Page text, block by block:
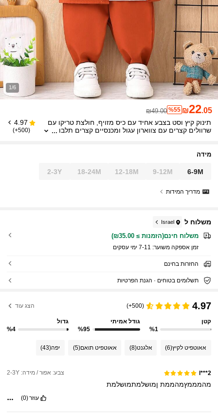
1/6
₪22.05
%55
₪49.00
תינוק קיץ וסט בצבע אחיד עם כיס מזויף, חולצת טריקו עם
שרוולים קצרים עם צווארון עגול ומכנסיים קצרים תלבו
4.97
(500+)
מידה
6-9M
9-12M
12-18M
18-24M
2-3Y
מדריך המידות
משלוח ל Israel
משלוח חינם(הזמנות ≥ ₪35.00)
זמן אספקה ​​משוער: 7-11 ימי עסקים
החזרות בחינם
תשלומים בטוחים · הגנת הפרטיות
4.97
(500+) הצג עוד
קטן
%1
גודל אמיתי
%95
גדול
%4
אאוטפיט לקיץ(6) אלגנט(8) אאוטפיט תואם(5) יפה(43)
l***2 צבע: אפור / מידה: 2-3Y
מהמממץמהממת ןמושלמתמושלמת
עוזר(0)